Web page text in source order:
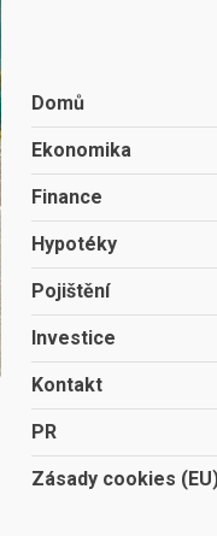
Domů
Ekonomika
Finance
Hypotéky
Pojištění
Investice
Kontakt
PR
Zásady cookies